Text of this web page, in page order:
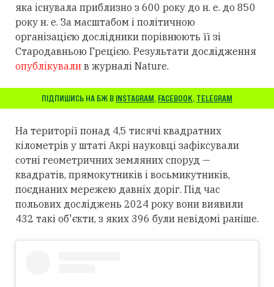
яка існувала приблизно з 600 року до н. е. до 850
року н. е. За масштабом і політичною
організацією дослідники порівнюють її зі
Стародавньою Грецією. Результати дослідження
опублікували в журналі Nature.
ПІДПИШИСЬ НА БЖ В INSTAGRAM, FACEBOOK, TELEGRAM
На території понад 4,5 тисячі квадратних
кілометрів у штаті Акрі науковці зафіксували
сотні геометричних земляних споруд —
квадратів, прямокутників і восьмикутників,
поєднаних мережею давніх доріг. Під час
польових досліджень 2024 року вони виявили
432 такі об'єкти, з яких 396 були невідомі раніше.